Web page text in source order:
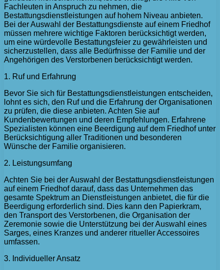
Fachleuten in Anspruch zu nehmen, die
Bestattungsdienstleistungen auf hohem Niveau anbieten.
Bei der Auswahl der Bestattungsdienste auf einem Friedhof
müssen mehrere wichtige Faktoren berücksichtigt werden,
um eine würdevolle Bestattungsfeier zu gewährleisten und
sicherzustellen, dass alle Bedürfnisse der Familie und der
Angehörigen des Verstorbenen berücksichtigt werden.
1. Ruf und Erfahrung
Bevor Sie sich für Bestattungsdienstleistungen entscheiden,
lohnt es sich, den Ruf und die Erfahrung der Organisationen
zu prüfen, die diese anbieten. Achten Sie auf
Kundenbewertungen und deren Empfehlungen. Erfahrene
Spezialisten können eine Beerdigung auf dem Friedhof unter
Berücksichtigung aller Traditionen und besonderen
Wünsche der Familie organisieren.
2. Leistungsumfang
Achten Sie bei der Auswahl der Bestattungsdienstleistungen
auf einem Friedhof darauf, dass das Unternehmen das
gesamte Spektrum an Dienstleistungen anbietet, die für die
Beerdigung erforderlich sind. Dies kann den Papierkram,
den Transport des Verstorbenen, die Organisation der
Zeremonie sowie die Unterstützung bei der Auswahl eines
Sarges, eines Kranzes und anderer ritueller Accessoires
umfassen.
3. Individueller Ansatz